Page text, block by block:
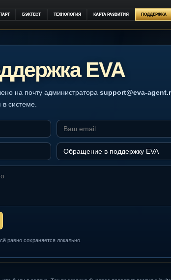
СТАРТ БЭКТЕСТ ТЕХНОЛОГИЯ КАРТА РАЗВИТИЯ
EVA
на почту администратора
всё равно сохраняется локально.